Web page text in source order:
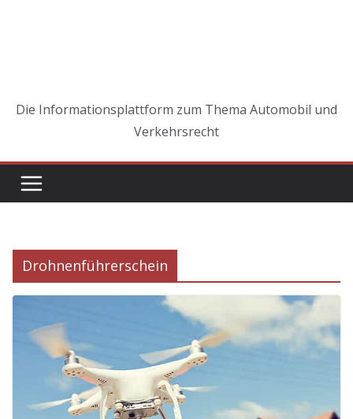
Die Informationsplattform zum Thema Automobil und
Verkehrsrecht
Drohnenführerschein